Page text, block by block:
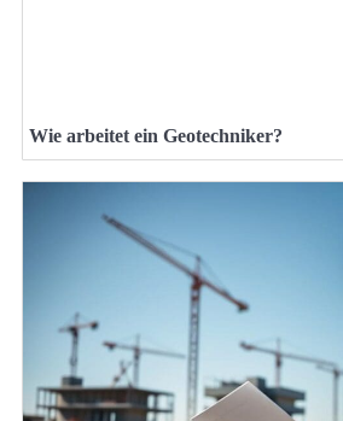
Wie arbeitet ein Geotechniker?